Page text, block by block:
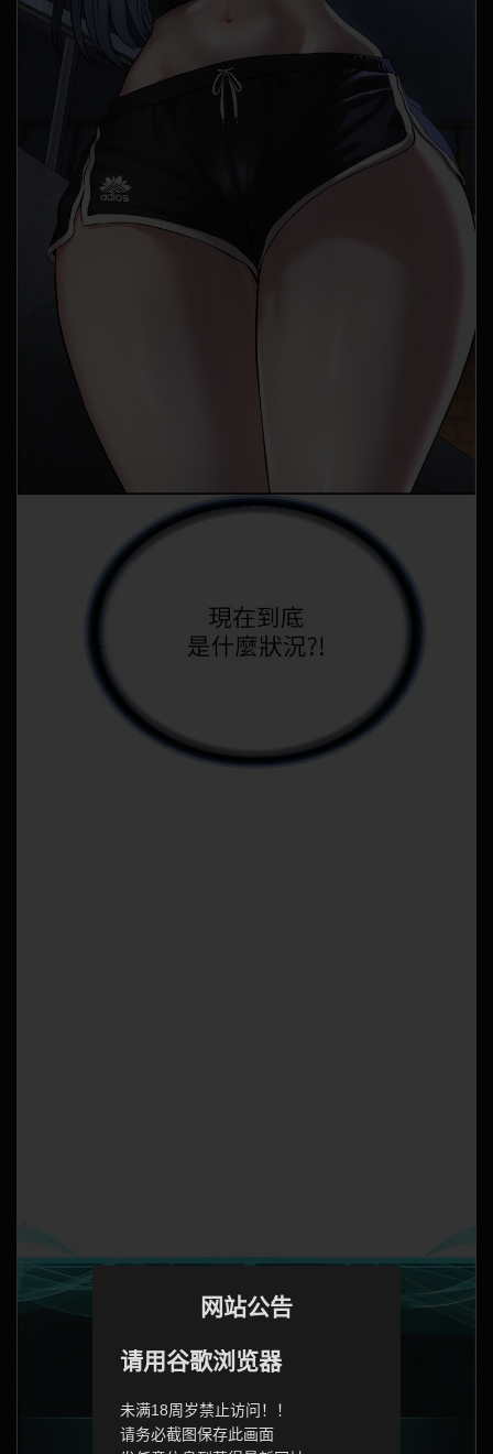
网站公告
请用谷歌浏览器
未满18周岁禁止访问！！
请务必截图保存此画面